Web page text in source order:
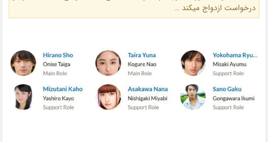
درخواست ازدواج میکند …